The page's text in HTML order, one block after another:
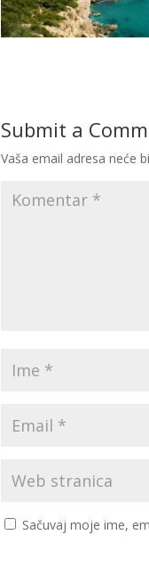
Submit a
Vaša email adresa neće
Sačuvaj moje ime,